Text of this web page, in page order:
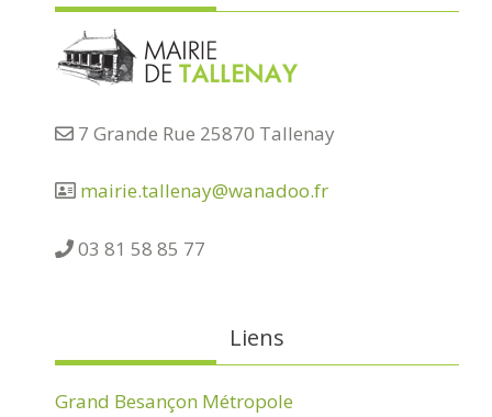
7 Grande Rue 25870 Tallenay
mairie.tallenay@wanadoo.fr
03 81 58 85 77
Liens
Grand Besançon Métropole